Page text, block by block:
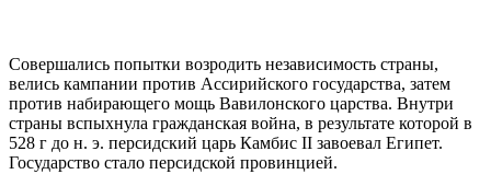
Совершались попытки возродить независимость страны,
велись кампании против Ассирийского государства, затем
против набирающего мощь Вавилонского царства. Внутри
страны вспыхнула гражданская война, в результате которой в
528 г до н. э. персидский царь Камбис II завоевал Египет.
Государство стало персидской провинцией.